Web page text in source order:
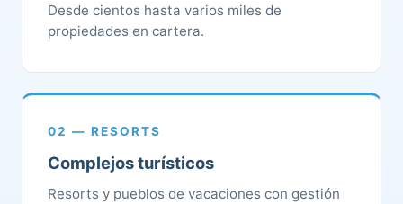
Desde cientos hasta varios miles de
propiedades en cartera.
02 — RESORTS
Complejos turísticos
Resorts y pueblos de vacaciones con gestión